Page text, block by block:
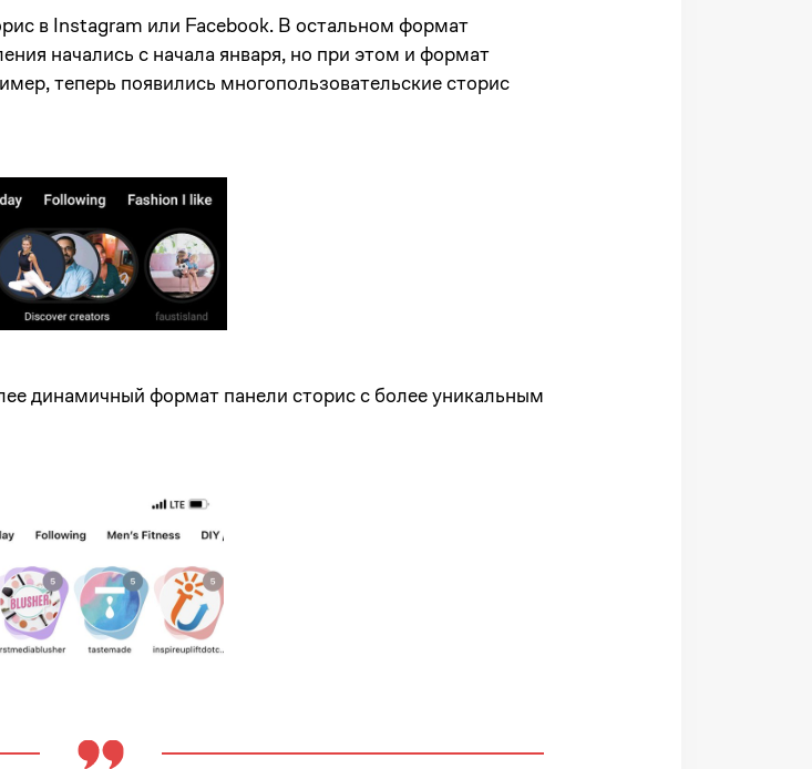
в Instagram или Facebook. В остальном формат
начались с начала января, но при этом и формат
теперь появились многопользовательские сторис
динамичный формат панели сторис с более уникальным